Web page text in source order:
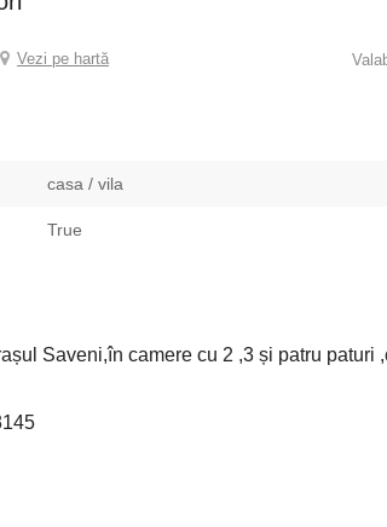
Vezi pe hartă
casa / vila
True
Saveni,în camere cu 2 ,3 și patru paturi